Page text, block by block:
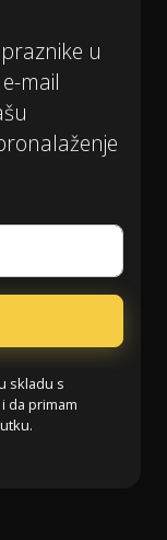
u
mail
skladu s
i da primam